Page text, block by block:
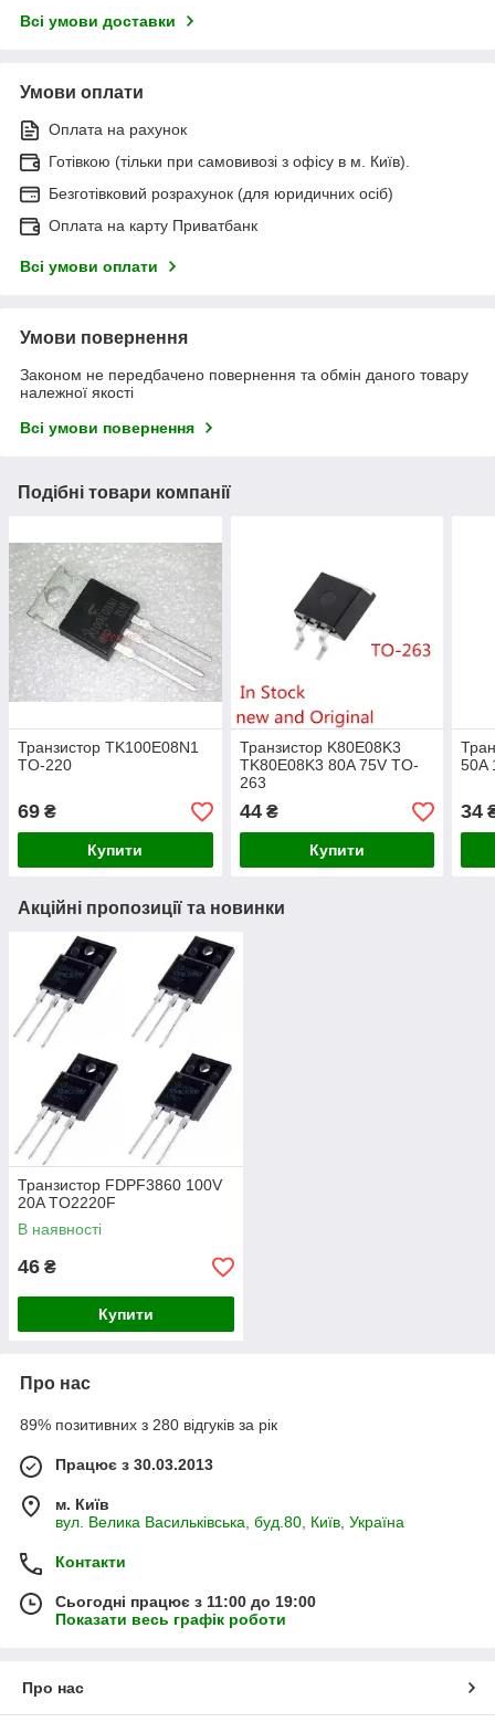
Всі умови доставки
Умови оплати
Оплата на рахунок
Готівкою (тільки при самовивозі з офісу в м. Київ).
Безготівковий розрахунок (для юридичних осіб)
Оплата на карту Приватбанк
Всі умови оплати
Умови повернення
Законом не передбачено повернення та обмін даного товару
належної якості
Всі умови повернення
Подібні товари компанії
Транзистор TK100E08N1
TO-220
69 ₴
Купити
Транзистор K80E08K3
TK80E08K3 80A 75V TO-
263
44₴
Купити
50A
34
Акційні пропозиції та новинки
Транзистор FDPF3860 100V
20A TO2220F
В наявності
46 ₴
Купити
Про нас
89% позитивних з 280 відгуків за рік
Працює з 30.03.2013
м. Київ
вул. Велика Васильківська, буд.80, Київ, Україна
Контакти
Сьогодні працює з 11:00 до 19:00
Показати весь графік роботи
Про нас